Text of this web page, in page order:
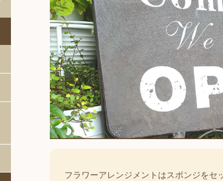
フラワーアレンジメントはスポンジをセ